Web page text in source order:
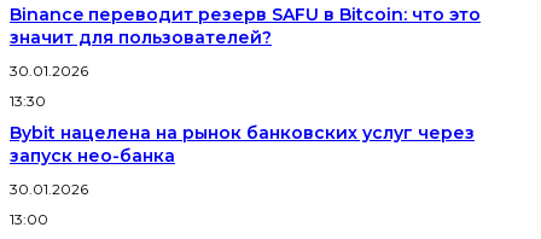
Binance переводит резерв SAFU в Bitcoin: что это
значит для пользователей?
30.01.2026
13:30
Bybit нацелена на рынок банковских услуг через
запуск нео-банка
30.01.2026
13:00